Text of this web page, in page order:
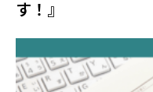
す！』